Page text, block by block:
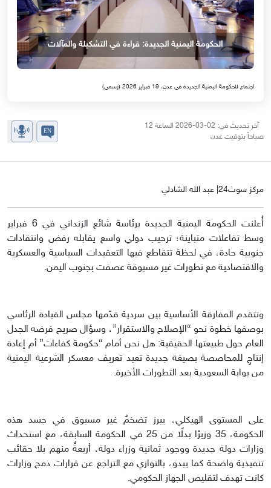
الحكومة اليمنية الجديدة: قراءة في التشكيلة والمآلات
اجتماع للحكومة اليمنية الجديدة في عدن، 19 فبراير 2026 (رسمي)
آخر تحديث في: 02-03-2026 الساعة 12
صباحاً بتوقيت عدن
مركز سوث24| عبد الله الشادلي
أُعلنت الحكومة اليمنية الجديدة برئاسة شائع الزنداني في 6 فبراير
وسط تفاعلات متباينة؛ ترحيب دولي واسع يقابله رفض وانتقادات
جنوبية حادة، في لحظة تتقاطع فيها التعقيدات السياسية والعسكرية
والاقتصادية مع تطورات غير مسبوقة عصفت بجنوب اليمن.
وتتقدم المفارقة الأساسية بين سردية قدّمها مجلس القيادة الرئاسي
بوصفها خطوة نحو “الإصلاح والاستقرار”، وسؤال صريح فرضه الجدل
العام حول طبيعتها الحقيقية: هل نحن أمام “حكومة كفاءات” أم إعادة
إنتاجٍ للمحاصصة بصيغة جديدة تعيد تعريف معسكر الشرعية اليمنية
من بوابة السعودية بعد التطورات الأخيرة.
على المستوى الهيكلي، يبرز تضخمٌ غير مسبوق في جسد هذه
الحكومة، 35 وزيرًا بدلًا من 25 في الحكومة السابقة، مع استحداث
وزارات دولة جديدة ووجود ثمانية وزراء دولة، أربعةٌ منهم بلا حقائب
تنفيذية واضحة كما يبدو، بالتوازي مع التراجع عن قرارات دمج وزارات
كانت تهدف لتقليص الجهاز الحكومي.